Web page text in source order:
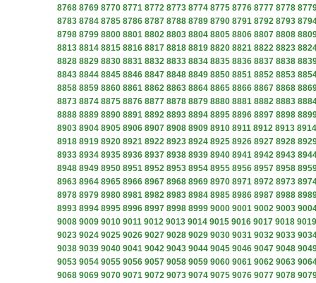
8768 8769 8770 8771 8772 8773 8774 8775 8776 8777 8778
8783 8784 8785 8786 8787 8788 8789 8790 8791 8792 8793
8798 8799 8800 8801 8802 8803 8804 8805 8806 8807 8808
8813 8814 8815 8816 8817 8818 8819 8820 8821 8822 8823
8828 8829 8830 8831 8832 8833 8834 8835 8836 8837 8838
8843 8844 8845 8846 8847 8848 8849 8850 8851 8852 8853
8858 8859 8860 8861 8862 8863 8864 8865 8866 8867 8868
8873 8874 8875 8876 8877 8878 8879 8880 8881 8882 8883
8888 8889 8890 8891 8892 8893 8894 8895 8896 8897 8898
8903 8904 8905 8906 8907 8908 8909 8910 8911 8912 8913 8914
8918 8919 8920 8921 8922 8923 8924 8925 8926 8927 8928
8933 8934 8935 8936 8937 8938 8939 8940 8941 8942 8943
8948 8949 8950 8951 8952 8953 8954 8955 8956 8957 8958
8963 8964 8965 8966 8967 8968 8969 8970 8971 8972 8973
8978 8979 8980 8981 8982 8983 8984 8985 8986 8987 8988
8993 8994 8995 8996 8997 8998 8999 9000 9001 9002 9003
9008 9009 9010 9011 9012 9013 9014 9015 9016 9017 9018 9019
9023 9024 9025 9026 9027 9028 9029 9030 9031 9032 9033
9038 9039 9040 9041 9042 9043 9044 9045 9046 9047 9048
9053 9054 9055 9056 9057 9058 9059 9060 9061 9062 9063
9068 9069 9070 9071 9072 9073 9074 9075 9076 9077 9078